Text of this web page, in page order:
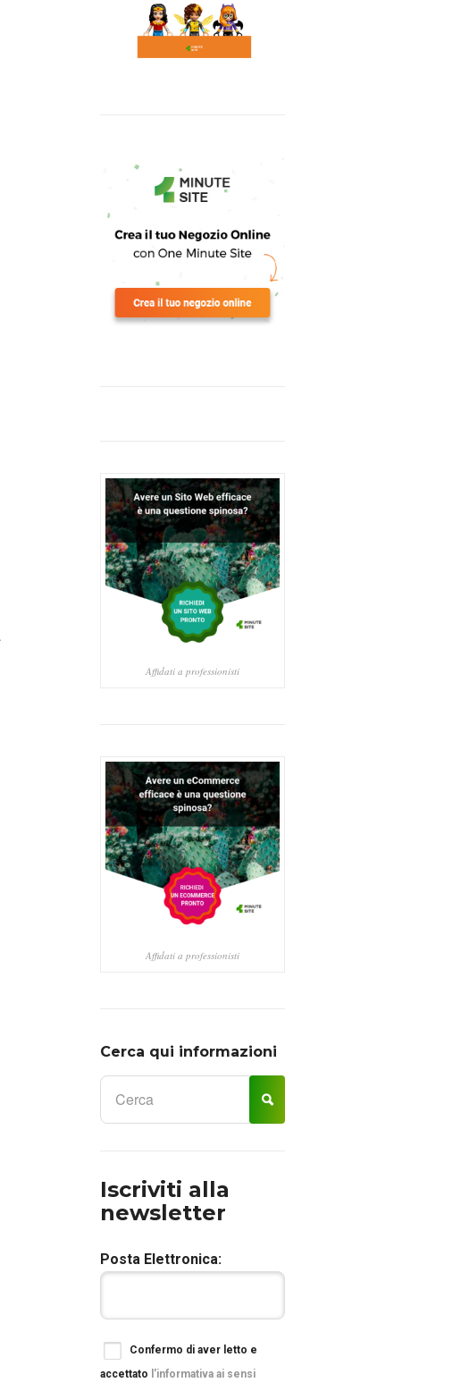
Affidati a professionisti
Affidati a professionisti
Cerca qui informazioni
Iscriviti alla
newsletter
Posta Elettronica:
Confermo di aver letto e
accettato l'informativa ai sensi